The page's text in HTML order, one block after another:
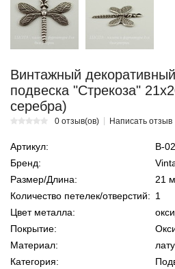
Винтажный
подвеска "Стрекоза"
серебра)
0 отзыв(ов) Написать отзыв
Артикул:
В-
Бренд:
Размер/Длина:
21
Количество петелек/отверстий: 1
Цвет металла:
Покрытие:
Материал:
Категория: